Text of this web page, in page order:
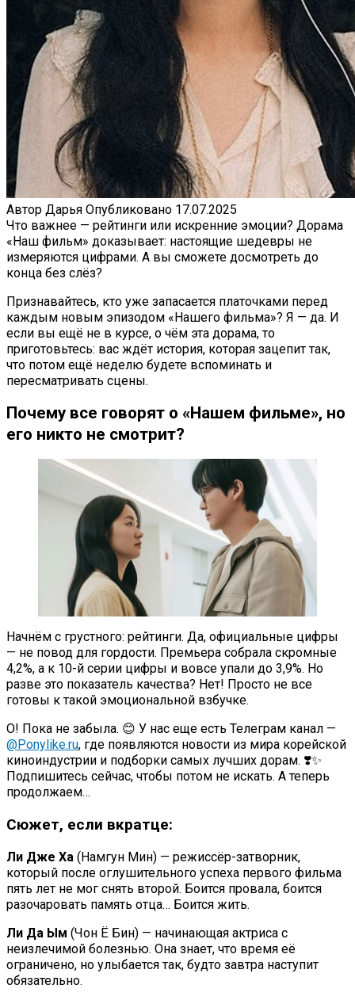
Автор Дарья Опубликовано 17.07.2025
Что важнее — рейтинги или искренние эмоции? Дорама
«Наш фильм» доказывает: настоящие шедевры не
измеряются цифрами. А вы сможете досмотреть до
конца без слёз?
Признавайтесь, кто уже запасается платочками перед
каждым новым эпизодом «Нашего фильма»? Я — да. И
если вы ещё не в курсе, о чём эта дорама, то
приготовьтесь: вас ждёт история, которая зацепит так,
что потом ещё неделю будете вспоминать и
пересматривать сцены.
Почему все говорят о «Нашем фильме», но
его никто не смотрит?
Начнём с грустного: рейтинги. Да, официальные цифры
— не повод для гордости. Премьера собрала скромные
4,2%, а к 10-й серии цифры и вовсе упали до 3,9%. Но
разве это показатель качества? Нет! Просто не все
готовы к такой эмоциональной взбучке.
О! Пока не забыла. 😊 У нас еще есть Телеграм канал —
@Ponylike.ru, где появляются новости из мира корейской
киноиндустрии и подборки самых лучших дорам. ❣️✨
Подпишитесь сейчас, чтобы потом не искать. А теперь
продолжаем…
Сюжет, если вкратце:
Ли Дже Ха (Намгун Мин) — режиссёр-затворник,
который после оглушительного успеха первого фильма
пять лет не мог снять второй. Боится провала, боится
разочаровать память отца… Боится жить.
Ли Да Ым (Чон Ё Бин) — начинающая актриса с
неизлечимой болезнью. Она знает, что время её
ограничено, но улыбается так, будто завтра наступит
обязательно.